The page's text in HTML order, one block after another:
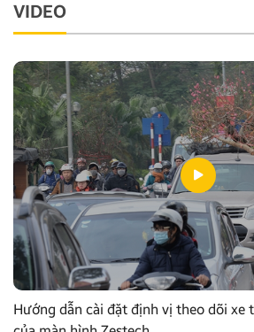
VIDEO
Hướng dẫn cài đặt định vị theo dõi xe